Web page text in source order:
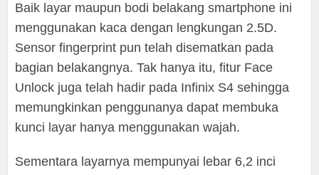
Baik layar maupun bodi belakang smartphone ini
menggunakan kaca dengan lengkungan 2.5D.
Sensor fingerprint pun telah disematkan pada
bagian belakangnya. Tak hanya itu, fitur Face
Unlock juga telah hadir pada Infinix S4 sehingga
memungkinkan penggunanya dapat membuka
kunci layar hanya menggunakan wajah.
Sementara layarnya mempunyai lebar 6,2 inci